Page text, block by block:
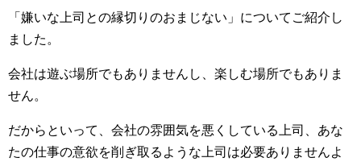
「嫌いな上司との縁切りのおまじない」についてご紹介し
ました。
会社は遊ぶ場所でもありませんし、楽しむ場所でもありま
せん。
だからといって、会社の雰囲気を悪くしている上司、あな
たの仕事の意欲を削ぎ取るような上司は必要ありませんよ